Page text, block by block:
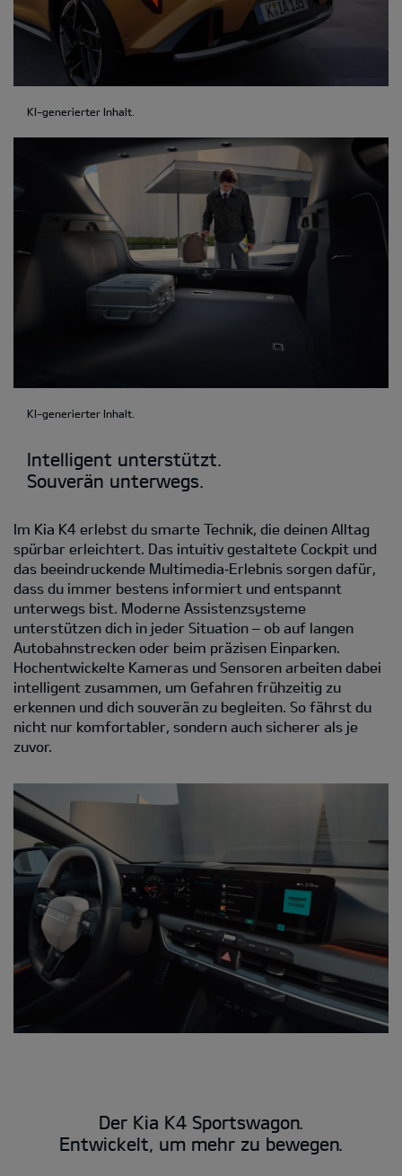
KI-generierter Inhalt.
KI-generierter Inhalt.
Intelligent unterstützt.
Souverän unterwegs.
Im Kia K4 erlebst du smarte Technik, die deinen Alltag
spürbar erleichtert. Das intuitiv gestaltete Cockpit und
das beeindruckende Multimedia‑Erlebnis sorgen dafür,
dass du immer bestens informiert und entspannt
unterwegs bist. Moderne Assistenzsysteme
unterstützen dich in jeder Situation – ob auf langen
Autobahnstrecken oder beim präzisen Einparken.
Hochentwickelte Kameras und Sensoren arbeiten dabei
intelligent zusammen, um Gefahren frühzeitig zu
erkennen und dich souverän zu begleiten. So fährst du
nicht nur komfortabler, sondern auch sicherer als je
zuvor.
Der Kia K4 Sportswagon.
Entwickelt, um mehr zu bewegen.